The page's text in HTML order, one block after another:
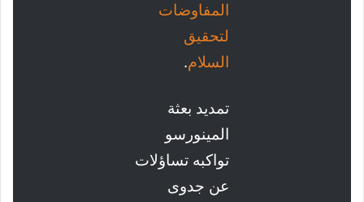
المفاوضات
لتحقيق
السلام.
تمديد بعثة
المينورسو
تواكبه تساؤلات
عن جدوى